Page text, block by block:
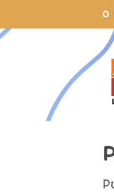
to
content
O